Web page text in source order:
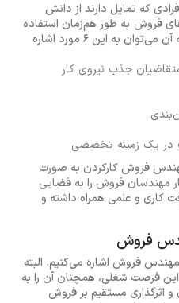
که تمایل دارند از دانش
فروش به طور هم‌زمان استفاده
کنند، مزایای بسیاری دارد که از جمله آن می‌توان به این 6 مورد اشاره
جذب نیروی کار
در یک زمینه تخصصی
فروش کارکردن به صورت
فروش را به فضایی
کاری و علمی همراه داشته و
مهندس فروش اشاره می‌کنیم. البته
فرصت شغلی، همچنان آن را به
و اثرگذاری مستقیم بر فروش